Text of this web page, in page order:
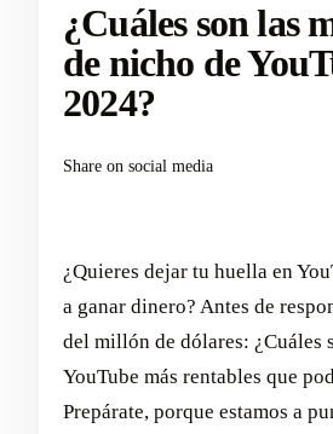
¿Cuáles son las
de nicho de
2024?
Share on social media
¿Quieres dejar tu huella en
a ganar dinero? Antes de
del millón de dólares: ¿Cuáles
YouTube más rentables que
Prepárate, porque estamos a